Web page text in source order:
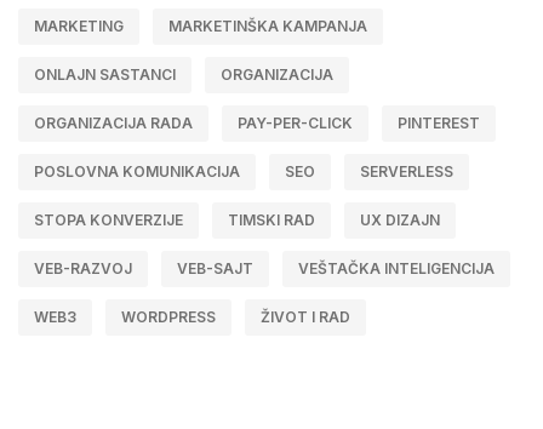
MARKETING MARKETINŠKA KAMPANJA
ONLAJN SASTANCI ORGANIZACIJA
ORGANIZACIJA RADA PAY-PER-CLICK PINTEREST
POSLOVNA KOMUNIKACIJA SEO SERVERLESS
STOPA KONVERZIJE TIMSKI RAD UX DIZAJN
VEB-RAZVOJ VEB-SAJT VEŠTAČKA INTELIGENCIJA
WEB3 WORDPRESS ŽIVOT I RAD